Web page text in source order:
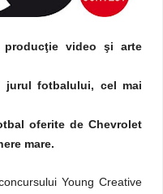
producţie video şi arte
jurul fotbalului, cel mai
oferite de Chevrolet
mare.
Young Creative